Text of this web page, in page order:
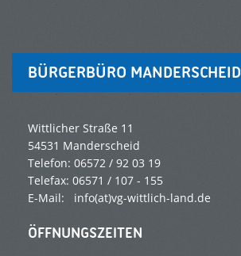
BÜRGERBÜRO MANDERSCHEID
Wittlicher Straße 11
54531 Manderscheid
Telefon: 06572 / 92 03 19
Telefax: 06571 / 107 - 155
E-Mail: info(at)vg-wittlich-land.de
ÖFFNUNGSZEITEN